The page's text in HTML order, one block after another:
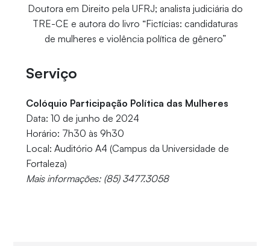
Doutora em Direito pela UFRJ; analista judiciária do
TRE-CE e autora do livro “Fictícias: candidaturas
de mulheres e violência política de gênero”
Serviço
Colóquio Participação Política das Mulheres
Data: 10 de junho de 2024
Horário: 7h30 às 9h30
Local: Auditório A4 (Campus da Universidade de
Fortaleza)
Mais informações: (85) 3477.3058